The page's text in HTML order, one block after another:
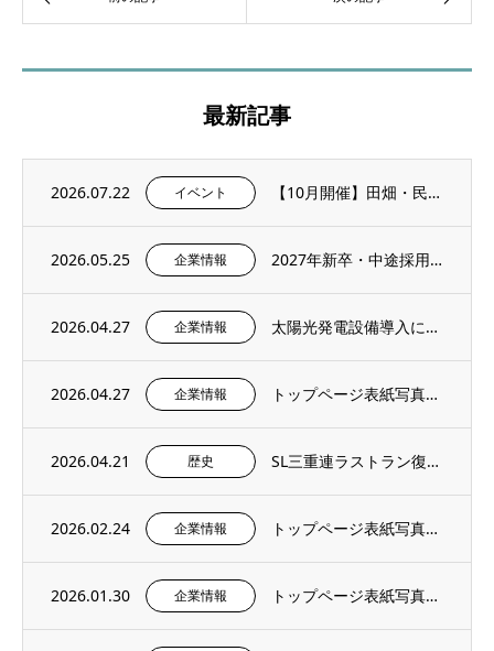
最新記事
2026.07.22 イベント 【10月開催】田畑・民家に残る石積み文化を学ぶ「石積み修復ワークショップ」を再び開催し...
2026.05.25 企業情報 2027年新卒・中途採用情報を更新いたしました。
2026.04.27 企業情報 太陽光発電設備導入に関するお知らせ
2026.04.27 企業情報 トップページ表紙写真のご紹介 – 社内報4月号より
2026.04.21 歴史 SL三重連ラストラン復刻＆記念撮影イベントにご招待いただきました。
2026.02.24 企業情報 トップページ表紙写真のご紹介 – 社内報2月号より
2026.01.30 企業情報 トップページ表紙写真のご紹介 – 社内報1月号より